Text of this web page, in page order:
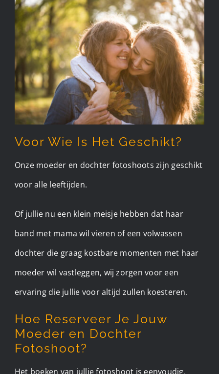
Voor Wie Is Het Geschikt?
Onze moeder en dochter fotoshoots zijn geschikt
voor alle leeftijden.
Of jullie nu een klein meisje hebben dat haar
band met mama wil vieren of een volwassen
dochter die graag kostbare momenten met haar
moeder wil vastleggen, wij zorgen voor een
ervaring die jullie voor altijd zullen koesteren.
Hoe Reserveer Je Jouw
Moeder en Dochter
Fotoshoot?
Het boeken van jullie fotoshoot is eenvoudig.